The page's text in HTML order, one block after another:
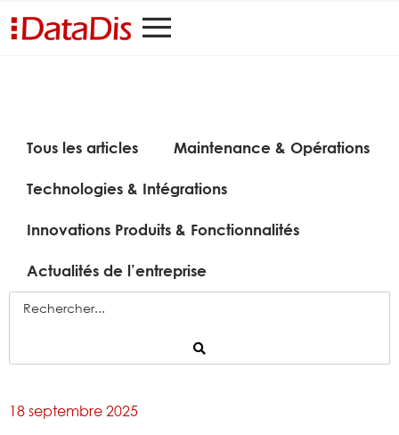
Tous les articles Maintenance & Opérations
Technologies & Intégrations
Innovations Produits & Fonctionnalités
Actualités de l’entreprise
18 septembre 2025